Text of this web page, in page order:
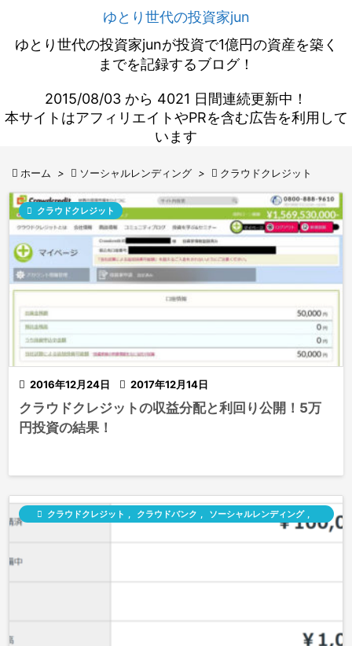
ゆとり世代の投資家jun
ゆとり世代の投資家junが投資で1億円の資産を築く
までを記録するブログ！
2015/08/03 から 4021 日間連続更新中！
本サイトはアフィリエイトやPRを含む広告を利用して
います
 ホーム >  ソーシャルレンディング >  クラウドクレジット
 2016年12月24日  2017年12月14日
 クラウドクレジット
クラウドクレジットの収益分配と利回り公開！5万
円投資の結果！
 クラウドクレジット , クラウドバンク , ソーシャルレンディング ,